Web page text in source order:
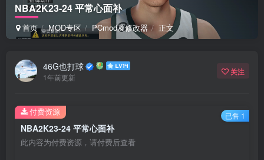
NBA2K23-24 平常心面补
首页 MOD专区 PCmod及修改器 正文
46G也打球
1年前更新
关注
NBA2K23-24 平常心面补
此内容为付费资源，请付费后查看
付费资源 已售 1